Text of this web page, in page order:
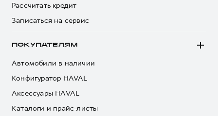
Рассчитать кредит
Записаться на сервис
ПОКУПАТЕЛЯМ
Автомобили в наличии
Конфигуратор HAVAL
Аксессуары HAVAL
Каталоги и прайс-листы